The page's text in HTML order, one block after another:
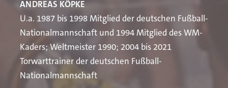
ANDREAS KÖPKE
U.a. 1987 bis 1998 Mitglied der deutschen Fußball-
Nationalmannschaft und 1994 Mitglied des WM-
Kaders; Weltmeister 1990; 2004 bis 2021
Torwarttrainer der deutschen Fußball-
Nationalmannschaft